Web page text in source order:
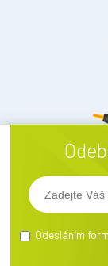
Odesláním